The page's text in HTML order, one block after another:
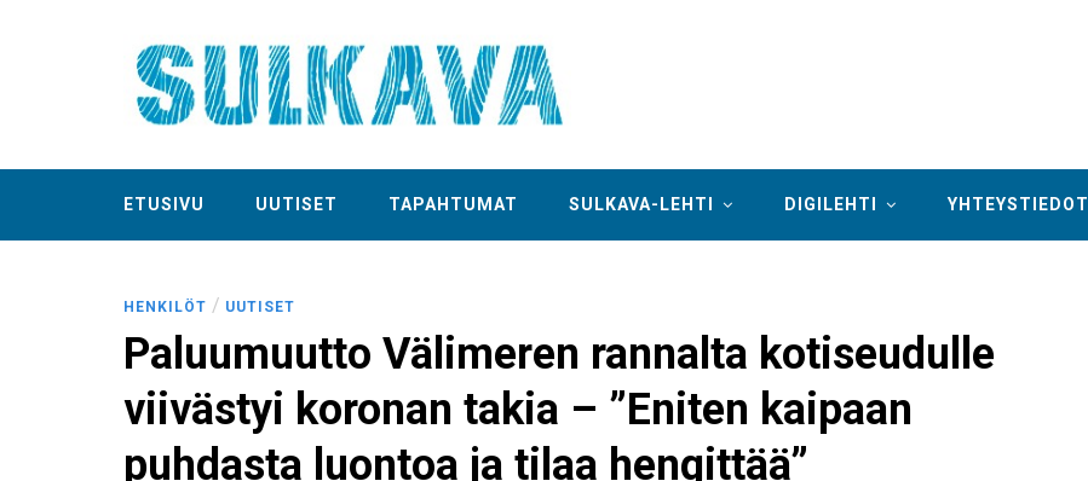
ETUSIVU UUTISET TAPAHTUMAT SULKAVA-LEHTI DIGILEHTI YHTEYSTIEDOT
HENKILÖT / UUTISET
Paluumuutto Välimeren rannalta kotiseudulle
viivästyi koronan takia – ”Eniten kaipaan
puhdasta luontoa ja tilaa hengittää”